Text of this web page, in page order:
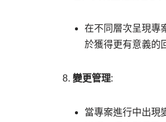
在不同層次呈現專
於獲得更有意義的
變更管理:
當專案進行中出現